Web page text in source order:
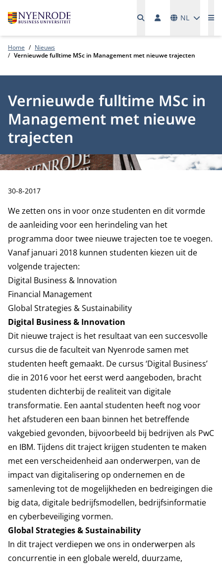
NL
Home
Nieuws
Vernieuwde fulltime MSc in Management met nieuwe trajecten
Vernieuwde fulltime MSc in
Management met nieuwe
trajecten
Publicatiedatum:
30-8-2017
We zetten ons in voor onze studenten en dit vormde
de aanleiding voor een herindeling van het
programma door twee nieuwe trajecten toe te voegen.
Vanaf januari 2018 kunnen studenten kiezen uit de
volgende trajecten:
Digital Business & Innovation
Financial Management
Global Strategies & Sustainability
Digital Business & Innovation
Dit nieuwe traject is het resultaat van een succesvolle
cursus die de faculteit van Nyenrode samen met
studenten heeft gemaakt. De cursus ‘Digital Business’
die in 2016 voor het eerst werd aangeboden, bracht
studenten dichterbij de realiteit van digitale
transformatie. Een aantal studenten heeft nog voor
het afstuderen een baan binnen het betreffende
vakgebied gevonden, bijvoorbeeld bij bedrijven als PwC
en IBM. Tijdens dit traject krijgen studenten te maken
met een verscheidenheid aan onderwerpen, van de
impact van digitalisering op ondernemen en de
samenleving tot de mogelijkheden en bedreigingen die
big data, digitale bedrijfsmodellen, bedrijfsinformatie
en cyberbeveiliging vormen.
Global Strategies & Sustainability
In dit traject verdiepen we ons in onderwerpen als
concurrentie in een globale wereld, duurzame,